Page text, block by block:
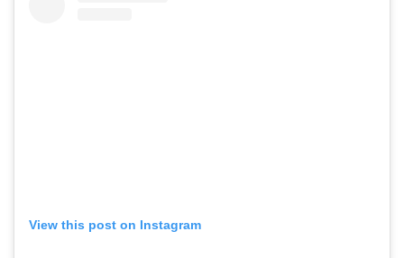
View this post on Instagram